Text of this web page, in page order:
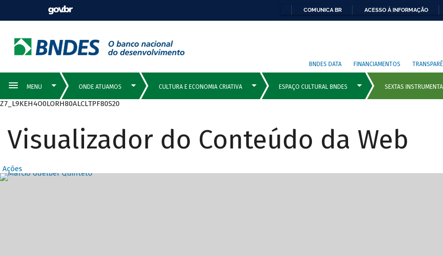
COMUNICA BR ACESSO À INFORMAÇÃO
BNDES DATA FINANCIAMENTOS
Z7_L9KEH4O0LORH80ALCLTPF80S20
Visualizador do Conteúdo da Web
Ações
Destaques Principais com